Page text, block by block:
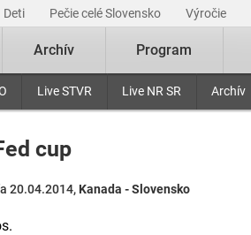
Deti Pečie celé Slovensko Výročie
Live STVR Live NR SR Archív
Archív Program
cup
20.04.2014, Kanada - Slovensko